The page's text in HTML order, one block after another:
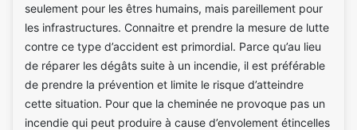
seulement pour les êtres humains, mais pareillement pour
les infrastructures. Connaitre et prendre la mesure de lutte
contre ce type d’accident est primordial. Parce qu’au lieu
de réparer les dégâts suite à un incendie, il est préférable
de prendre la prévention et limite le risque d’atteindre
cette situation. Pour que la cheminée ne provoque pas un
incendie qui peut produire à cause d’envolement étincelles